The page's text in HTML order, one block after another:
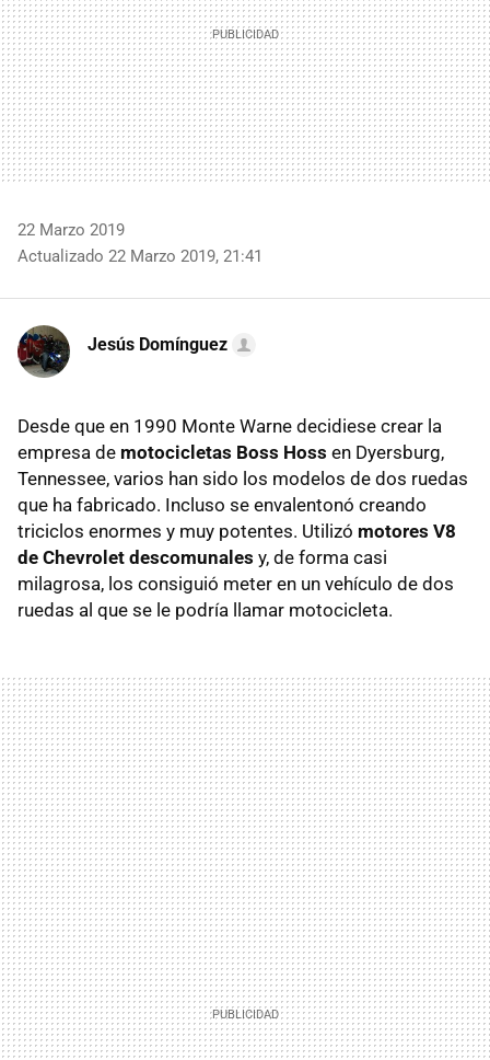
22 Marzo 2019
Actualizado 22 Marzo 2019, 21:41
Jesús Domínguez
Desde que en 1990 Monte Warne decidiese crear la
empresa de motocicletas Boss Hoss en Dyersburg,
Tennessee, varios han sido los modelos de dos ruedas
que ha fabricado. Incluso se envalentonó creando
triciclos enormes y muy potentes. Utilizó motores V8
de Chevrolet descomunales y, de forma casi
milagrosa, los consiguió meter en un vehículo de dos
ruedas al que se le podría llamar motocicleta.